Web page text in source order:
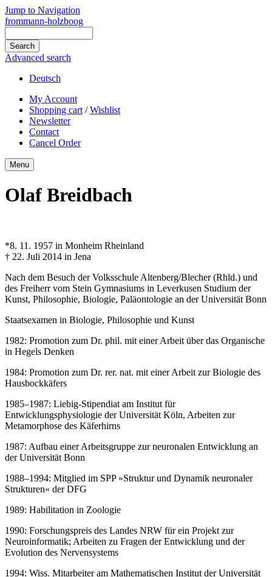
Jump to Navigation
frommann-holzboog
Advanced search
Deutsch
My Account
Shopping cart /Wishlist
Newsletter
Contact
Cancel Order
Menu
Olaf Breidbach
*8. 11. 1957 in Monheim Rheinland
† 22. Juli 2014 in Jena
Nach dem Besuch der Volksschule Altenberg/Blecher (Rhld.) und
des Freiherr vom Stein Gymnasiums in Leverkusen Studium der
Kunst, Philosophie, Biologie, Paläontologie an der Universität Bonn
Staatsexamen in Biologie, Philosophie und Kunst
1982: Promotion zum Dr. phil. mit einer Arbeit über das Organische
in Hegels Denken
1984: Promotion zum Dr. rer. nat. mit einer Arbeit zur Biologie des
Hausbockkäfers
1985–1987: Liebig-Stipendiat am Institut für
Entwicklungsphysiologie der Universität Köln, Arbeiten zur
Metamorphose des Käferhirns
1987: Aufbau einer Arbeitsgruppe zur neuronalen Entwicklung an
der Universität Bonn
1988–1994: Mitglied im SPP »Struktur und Dynamik neuronaler
Strukturen« der DFG
1989: Habilitation in Zoologie
1990: Forschungspreis des Landes NRW für ein Projekt zur
Neuroinformatik; Arbeiten zu Fragen der Entwicklung und der
Evolution des Nervensystems
1994: Wiss. Mitarbeiter am Mathematischen Institut der Universität